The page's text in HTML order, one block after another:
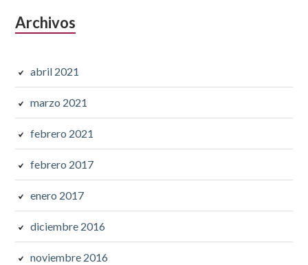
Archivos
abril 2021
marzo 2021
febrero 2021
febrero 2017
enero 2017
diciembre 2016
noviembre 2016